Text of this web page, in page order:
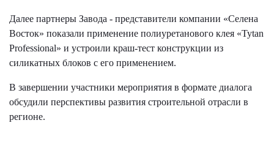
Далее партнеры Завода - представители компании «Селена
Восток» показали применение полиуретанового клея «Tytan
Professional» и устроили краш-тест конструкции из
силикатных блоков с его применением.
В завершении участники мероприятия в формате диалога
обсудили перспективы развития строительной отрасли в
регионе.